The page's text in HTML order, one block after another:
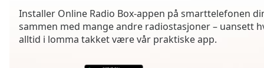
Duration-:-
Loaded:
0.00%
Installer Online Radio Box-appen på smarttelefonen
sammen med mange andre radiostasjoner – uansett
alltid i lomma takket være vår praktiske app.